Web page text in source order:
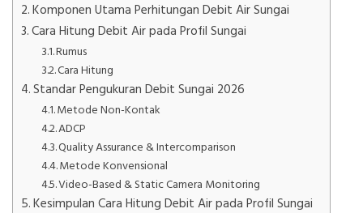
Komponen Utama Perhitungan Debit Air Sungai
Cara Hitung Debit Air pada Profil Sungai
Rumus
Cara Hitung
Standar Pengukuran Debit Sungai 2026
Metode Non-Kontak
ADCP
Quality Assurance & Intercomparison
Metode Konvensional
Video-Based & Static Camera Monitoring
Kesimpulan Cara Hitung Debit Air pada Profil Sungai